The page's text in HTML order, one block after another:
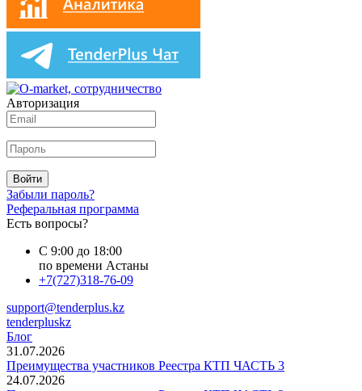
Авторизация
Войти
Забыли пароль?
Реферальная программа
Есть вопросы?
С 9:00 до 18:00
по времени Астаны
+7(727)318-76-09
support@tenderplus.kz
tenderpluskz
Блог
31.07.2026
Преимущества участников Реестра КТП ЧАСТЬ 3
24.07.2026